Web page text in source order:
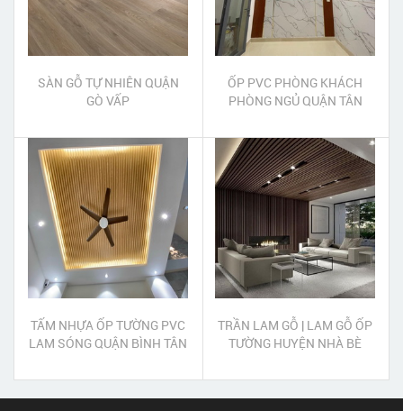
SÀN GỖ TỰ NHIÊN QUẬN
GÒ VẤP
ỐP PVC PHÒNG KHÁCH
PHÒNG NGỦ QUẬN TÂN
TẤM NHỰA ỐP TƯỜNG PVC
LAM SÓNG QUẬN BÌNH TÂN
TRẦN LAM GỖ | LAM GỖ ỐP
TƯỜNG HUYỆN NHÀ BÈ